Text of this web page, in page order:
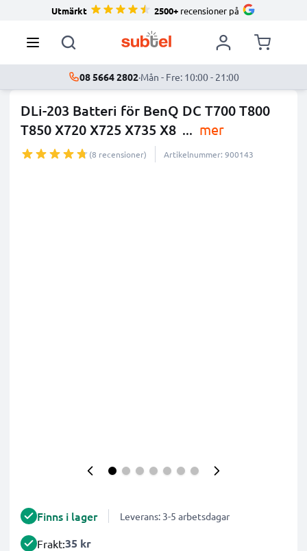
Utmärkt 2500+ recensioner på
08 5664 2802·Mån - Fre: 10:00 - 21:00
DLi-203 Batteri för BenQ DC T700 T800
T850 X720 X725 X735 X8 ... mer
(8 recensioner) Artikelnummer: 900143
Finns i lager Leverans: 3-5 arbetsdagar
Frakt:35 kr